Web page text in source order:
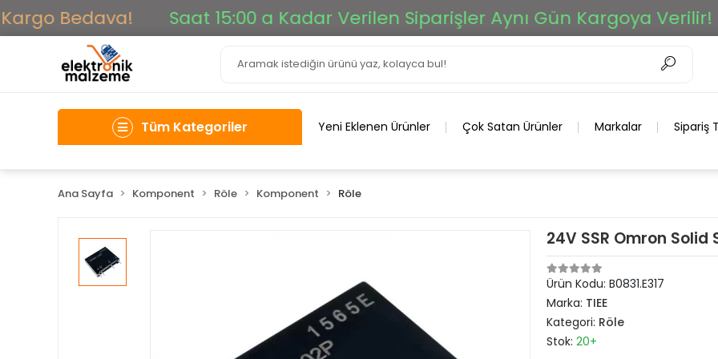
Bedava! Saat 15:00 a Kadar Verilen Siparişler Aynı Gün Kargoya Verilir!
Tüm Kategoriler Yeni Eklenen Ürünler Çok Satan Ürünler Markalar Sipariş
Ana Sayfa Komponent Röle Komponent Röle
24V SSR Omron Solid
Ürün Kodu: B0831.E317
Marka: TIEE
Kategori: Röle
Stok: 20+